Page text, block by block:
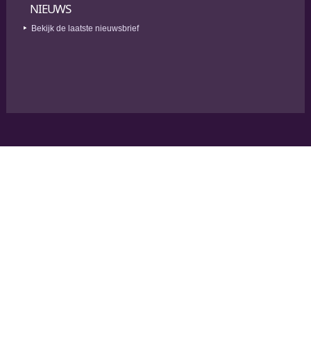
NIEUWS
Bekijk de laatste nieuwsbrief